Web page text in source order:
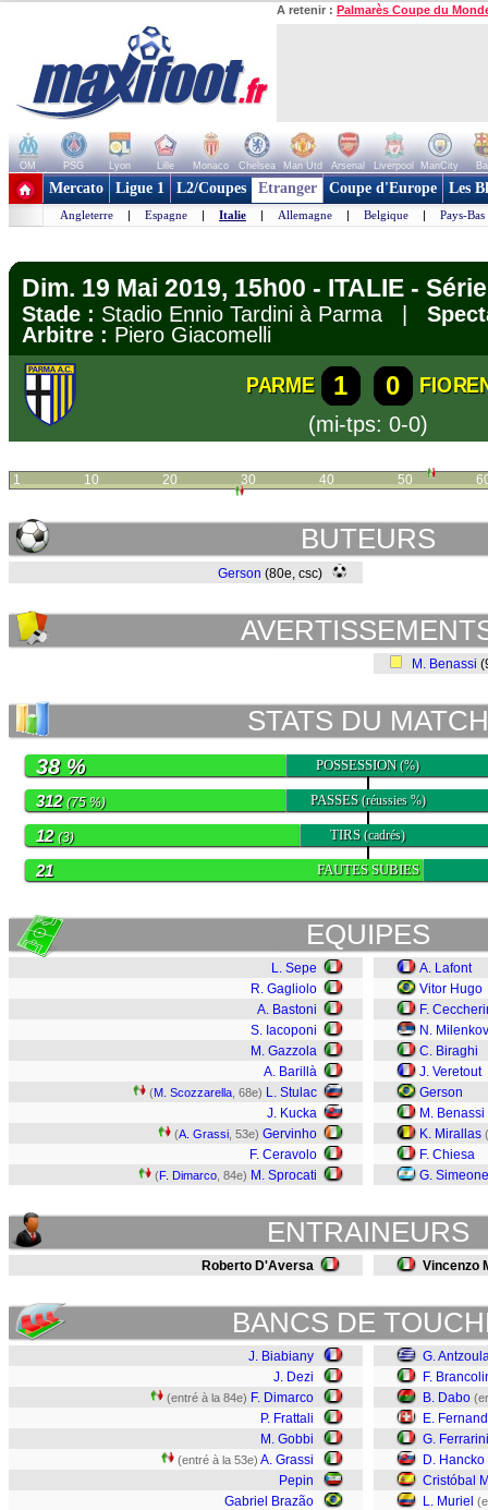
A retenir : Palmarès Coupe du
OM PSG Lyon Lille Monaco Chelsea Man Utd Arsenal Liverpool ManCity
+ de clubs
Mercato Ligue 1 L2/Coupes Etranger Coupe d'Europe Les
Angleterre | Espagne | Italie | Allemagne | Belgique | Pays-Bas
Dim. 19 Mai 2019, 15h00 - ITALIE -
Stade : Stadio Ennio Tardini à Parma |
Arbitre : Piero Giacomelli
PARME 1 0
(mi-tps: 0-0)
1 10 20 30 40 50
BUTEURS
Gerson (80e, csc)
M. Benassi
STATS DU MATCH
POSSESSION(%)
38 %
PASSES(réussies %)
312(75 %)
TIRS(cadrés)
12(3)
FAUTES SUBIES
21
EQUIPES
L. Sepe
R. Gagliolo
A. Bastoni
S. Iacoponi
M. Gazzola
A. Barillà
(M. Scozzarella , 68e) L. Stulac
J. Kucka
(A. Grassi , 53e) Gervinho
F. Ceravolo
(F. Dimarco , 84e) M. Sprocati
A. Lafont
Vitor Hugo
F.
N.
C. Biraghi
J. Veretout
Gerson
M. Benassi
K. Mirallas (
F. Chiesa
G. Simeone
ENTRAINEURS
Roberto D'Aversa Vincenzo
BANCS DE
J. Biabiany
J. Dezi
(entré à la 84e) F. Dimarco
P. Frattali
M. Gobbi
(entré à la 53e) A. Grassi
Pepin
Gabriel Brazão
G.
F.
B. Dabo
E.
G. Ferrarini
D. Hancko
Cristóbal
L. Muriel